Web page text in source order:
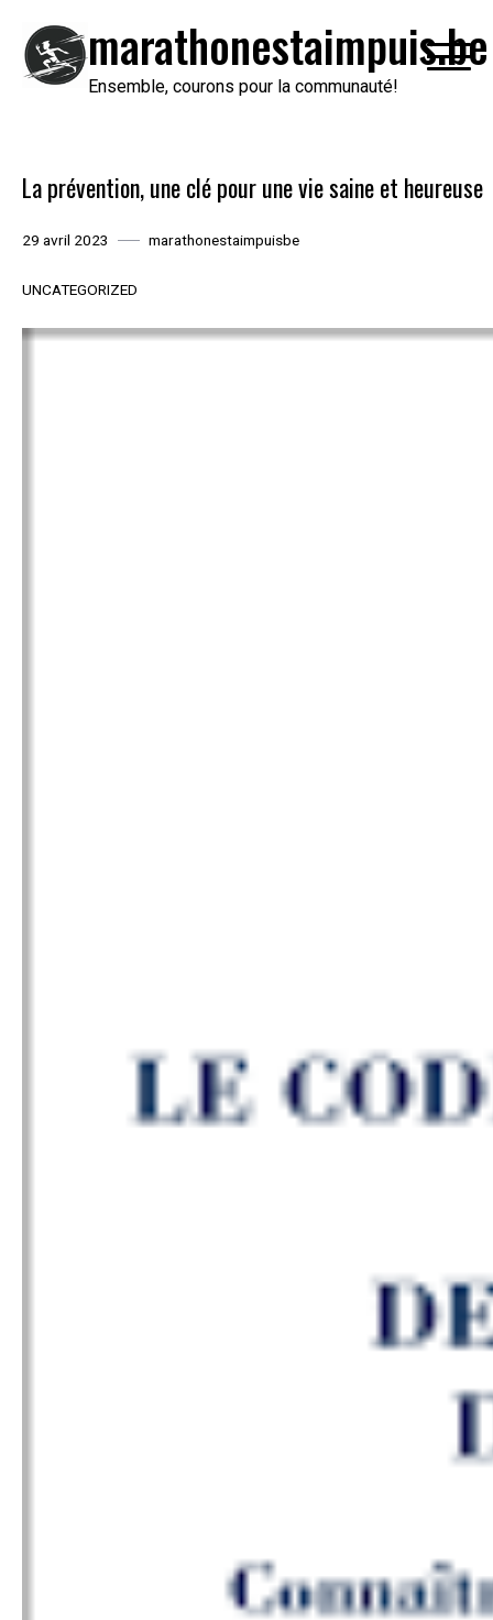
contenu
marathonestaimpuis.be
Ensemble, courons pour la communauté!
La prévention, une clé pour une vie saine et heureuse
29 avril 2023 marathonestaimpuisbe
UNCATEGORIZED